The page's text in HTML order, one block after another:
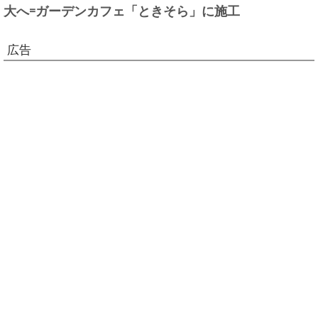
大へ=ガーデンカフェ「ときそら」に施工
広告